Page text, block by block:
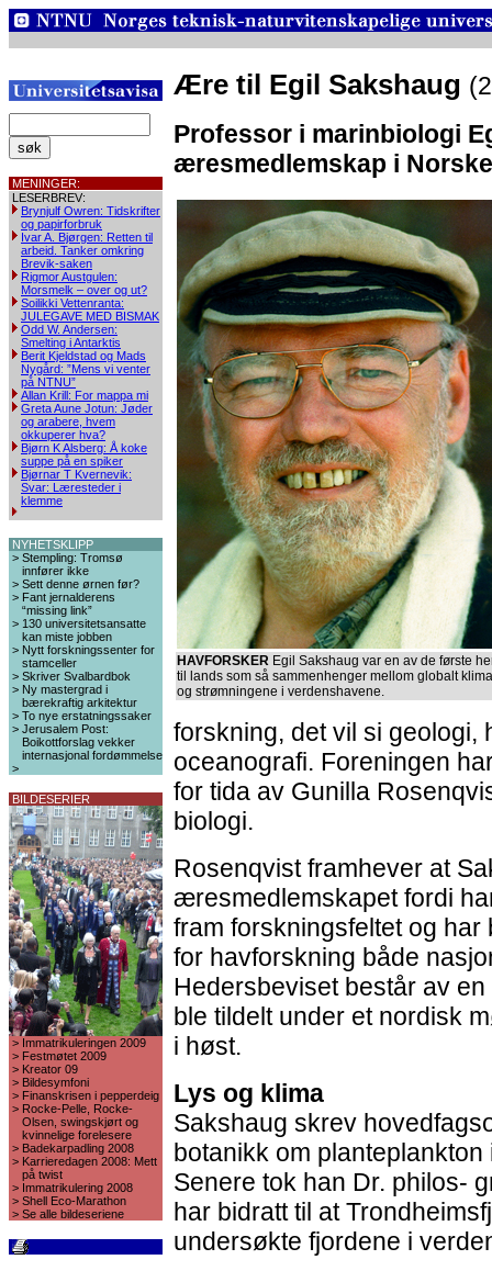
MENINGER:
LESERBREV:
Brynjulf Owren: Tidskrifter
og papirforbruk
Ivar A. Bjørgen: Retten til
arbeid. Tanker omkring
Brevik-saken
Rigmor Austgulen:
Morsmelk – over og ut?
Soilikki Vettenranta:
JULEGAVE MED BISMAK
Odd W. Andersen:
Smelting i Antarktis
Berit Kjeldstad og Mads
Nygård: ”Mens vi venter
på NTNU”
Allan Krill: For mappa mi
Greta Aune Jotun: Jøder
og arabere, hvem
okkuperer hva?
Bjørn K Alsberg: Å koke
suppe på en spiker
Bjørnar T Kvernevik:
Svar: Læresteder i
klemme
NYHETSKLIPP
> Stempling: Tromsø
innfører ikke
> Sett denne ørnen før?
> Fant jernalderens
“missing link”
> 130 universitetsansatte
kan miste jobben
> Nytt forskningssenter for
stamceller
> Skriver Svalbardbok
> Ny mastergrad i
bærekraftig arkitektur
> To nye erstatningssaker
> Jerusalem Post:
Boikottforslag vekker
internasjonal fordømmelse
>
BILDESERIER
> Immatrikuleringen 2009
> Festmøtet 2009
> Kreator 09
> Bildesymfoni
> Finanskrisen i pepperdeig
> Rocke-Pelle, Rocke-
Olsen, swingskjørt og
kvinnelige forelesere
> Badekarpadling 2008
> Karrieredagen 2008: Mett
på twist
> Immatrikulering 2008
> Shell Eco-Marathon
> Se alle bildeseriene
Ære til Egil Sakshaug
Professor i marinbiologi
æresmedlemskap i
HAVFORSKER Egil Sakshaug var en av de første
til lands som så sammenhenger mellom globalt klima
og strømningene i verdenshavene.
forskning, det vil si geologi,
oceanografi. Foreningen
for tida av Gunilla
biologi.
Rosenqvist framhever at
æresmedlemskapet fordi
fram forskningsfeltet og
for havforskning både
Hedersbeviset består av
ble tildelt under et nordisk
i høst.
Lys og klima
Sakshaug skrev
botanikk om
Senere tok han Dr. philos-
har bidratt til at
undersøkte fjordene i